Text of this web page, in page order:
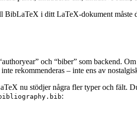
i ditt LaTeX-dokument måste
och “biber” som backend.
rekommenderas – inte ens av
nu stödjer några fler typer och fält.
: